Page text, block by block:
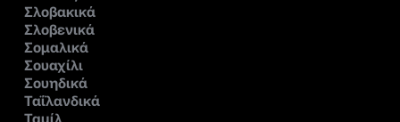
Σλοβακικά
Σλοβενικά
Σομαλικά
Σουαχίλι
Σουηδικά
Ταΐλανδικά